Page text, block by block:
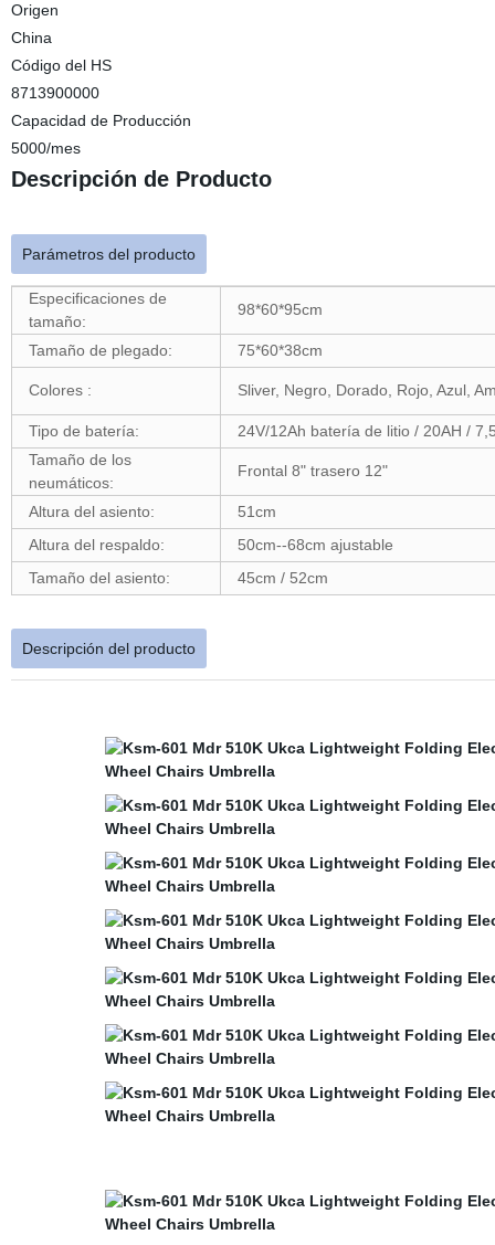
Origen
China
Código del HS
8713900000
Capacidad de Producción
5000/mes
Descripción de Producto
Parámetros del producto
Especificaciones de
tamaño:
98*60*95cm
Tamaño de plegado: 75*60*38cm
Colores : Sliver, Negro, Dorado, Rojo, Azul,
Tipo de batería:
24V/12Ah batería de litio / 20AH /
Tamaño de los
neumáticos:
Frontal 8" trasero 12"
Altura del asiento:
51cm
Altura del respaldo:
50cm--68cm ajustable
Tamaño del asiento:
45cm / 52cm
Descripción del producto